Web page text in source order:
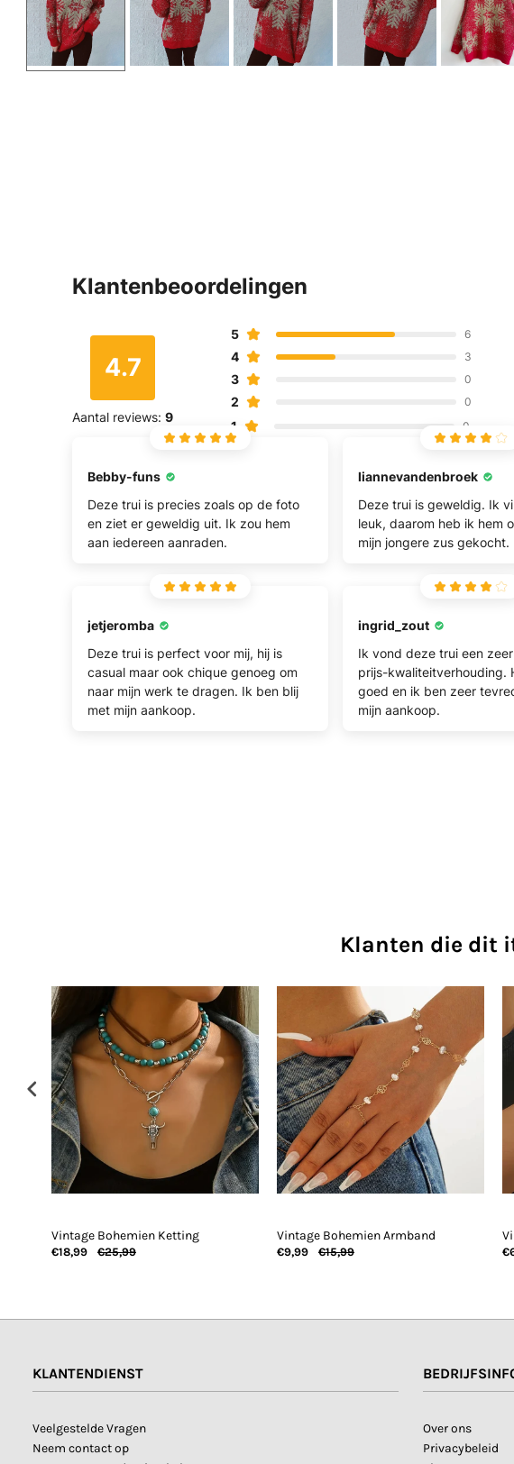
Klantenbeoordelingen
4.7
Aantal reviews: 9
5 6
4 3
3 0
2 0
1 0
Bebby-funs
Deze trui is precies zoals op de foto
en ziet er geweldig uit. Ik zou hem
aan iedereen aanraden.
liannevandenbroek
Deze trui is geweldig. Ik
leuk, daarom heb ik hem
mijn jongere zus gekocht.
jetjeromba
Deze trui is perfect voor mij, hij is
casual maar ook chique genoeg om
naar mijn werk te dragen. Ik ben blij
met mijn aankoop.
ingrid_zout
Ik vond deze trui een
prijs-kwaliteitverhouding.
goed en ik ben zeer
mijn aankoop.
Klanten die dit
Vintage Bohemien Ketting
€18,99 €25,99
Vintage Bohemien Armband
€9,99 €15,99
KLANTENDIENST
Veelgestelde Vragen
Neem contact op
Over ons
Privacybeleid
We willen u een
Gebruik